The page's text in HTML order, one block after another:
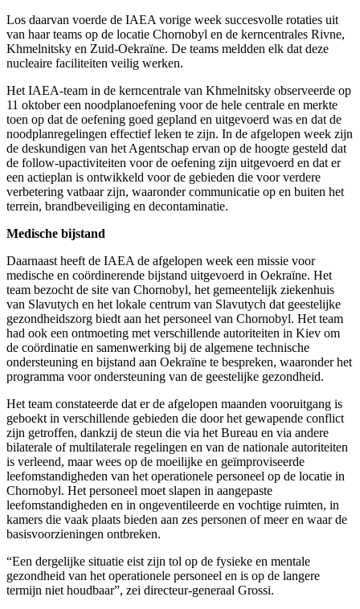
Los daarvan voerde de IAEA vorige week succesvolle rotaties uit
van haar teams op de locatie Chornobyl en de kerncentrales Rivne,
Khmelnitsky en Zuid-Oekraïne. De teams meldden elk dat deze
nucleaire faciliteiten veilig werken.
Het IAEA-team in de kerncentrale van Khmelnitsky observeerde op
11 oktober een noodplanoefening voor de hele centrale en merkte
toen op dat de oefening goed gepland en uitgevoerd was en dat de
noodplanregelingen effectief leken te zijn. In de afgelopen week zijn
de deskundigen van het Agentschap ervan op de hoogte gesteld dat
de follow-upactiviteiten voor de oefening zijn uitgevoerd en dat er
een actieplan is ontwikkeld voor de gebieden die voor verdere
verbetering vatbaar zijn, waaronder communicatie op en buiten het
terrein, brandbeveiliging en decontaminatie.
Medische bijstand
Daarnaast heeft de IAEA de afgelopen week een missie voor
medische en coördinerende bijstand uitgevoerd in Oekraïne. Het
team bezocht de site van Chornobyl, het gemeentelijk ziekenhuis
van Slavutych en het lokale centrum van Slavutych dat geestelijke
gezondheidszorg biedt aan het personeel van Chornobyl. Het team
had ook een ontmoeting met verschillende autoriteiten in Kiev om
de coördinatie en samenwerking bij de algemene technische
ondersteuning en bijstand aan Oekraïne te bespreken, waaronder het
programma voor ondersteuning van de geestelijke gezondheid.
Het team constateerde dat er de afgelopen maanden vooruitgang is
geboekt in verschillende gebieden die door het gewapende conflict
zijn getroffen, dankzij de steun die via het Bureau en via andere
bilaterale of multilaterale regelingen en van de nationale autoriteiten
is verleend, maar wees op de moeilijke en geïmproviseerde
leefomstandigheden van het operationele personeel op de locatie in
Chornobyl. Het personeel moet slapen in aangepaste
leefomstandigheden en in ongeventileerde en vochtige ruimten, in
kamers die vaak plaats bieden aan zes personen of meer en waar de
basisvoorzieningen ontbreken.
“Een dergelijke situatie eist zijn tol op de fysieke en mentale
gezondheid van het operationele personeel en is op de langere
termijn niet houdbaar”, zei directeur-generaal Grossi.